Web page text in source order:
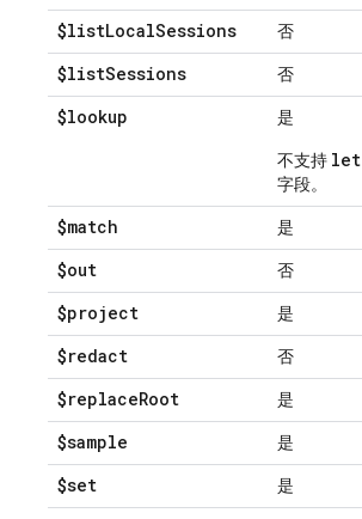
$listLocalSessions 否
$listSessions 否
$lookup
是
不支持 let
字段。
$match 是
$out 否
$project 是
$redact 否
$replaceRoot 是
$sample 是
$set 是